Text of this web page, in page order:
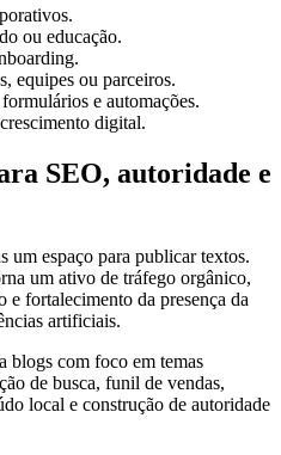
ou educação.
equipes ou parceiros.
e automações.
digital.
SEO, autoridade e
um espaço para publicar textos.
um ativo de tráfego orgânico,
e fortalecimento da presença da
artificiais.
blogs com foco em temas
de busca, funil de vendas,
local e construção de autoridade